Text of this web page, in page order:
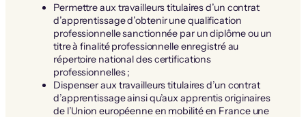
Permettre aux travailleurs titulaires d’un contrat
d’apprentissage d’obtenir une qualification
professionnelle sanctionnée par un diplôme ou un
titre à finalité professionnelle enregistré au
répertoire national des certifications
professionnelles ;
Dispenser aux travailleurs titulaires d’un contrat
d’apprentissage ainsi qu’aux apprentis originaires
de l’Union européenne en mobilité en France une